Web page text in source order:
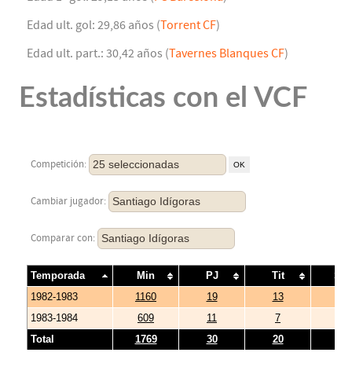
Edad ult. gol: 29,86 años (Torrent CF)
Edad ult. part.: 30,42 años (Tavernes Blanques CF)
Estadísticas con el VCF
Competición: 25 seleccionadas
Cambiar jugador: Santiago Idígoras
Comparar con: Santiago Idígoras
Temporada Min PJ Tit
1982-1983
1160 19 13
1983-1984
609 11 7
Total
1769 30 20